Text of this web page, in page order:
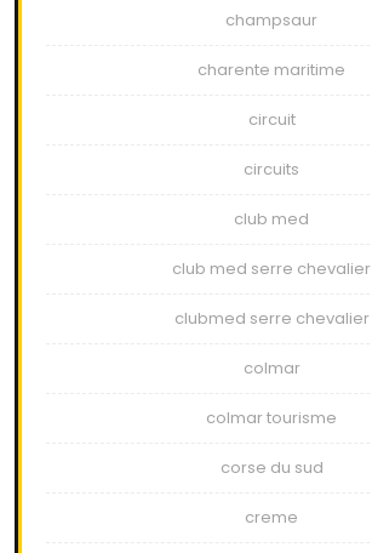
champsaur
charente maritime
circuit
circuits
club med
club med serre chevalier
clubmed serre chevalier
colmar
colmar tourisme
corse du sud
creme